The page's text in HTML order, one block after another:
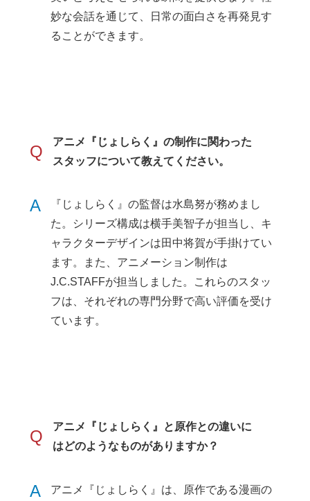
妙な会話を通じて、日常の面白さを再発見す
ることができます。
Q
アニメ『じょしらく』の制作に関わった
スタッフについて教えてください。
A
『じょしらく』の監督は水島努が務めまし
た。シリーズ構成は横手美智子が担当し、キ
ャラクターデザインは田中将賀が手掛けてい
ます。また、アニメーション制作は
J.C.STAFFが担当しました。これらのスタッ
フは、それぞれの専門分野で高い評価を受け
ています。
Q
アニメ『じょしらく』と原作との違いに
はどのようなものがありますか？
A
アニメ『じょしらく』は、原作である漫画の